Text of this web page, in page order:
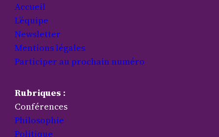
Accueil
L’équipe
Newsletter
Mentions légales
Participer au prochain numéro
Rubriques :
Conférences
Philosophie
Politique